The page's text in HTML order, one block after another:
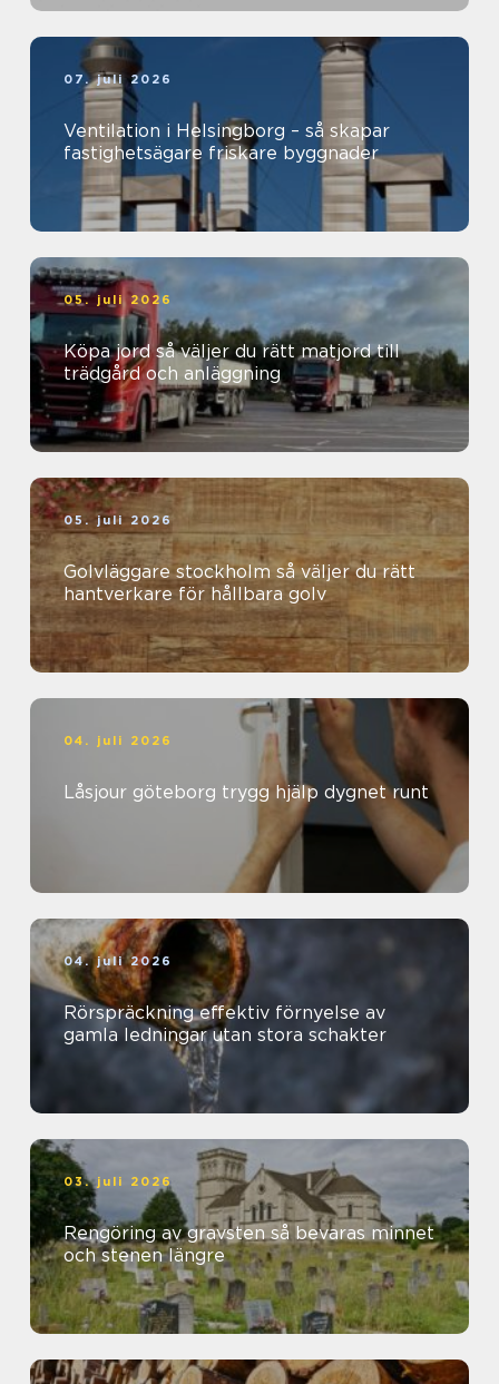
07. juli 2026
Ventilation i Helsingborg – så skapar
fastighetsägare friskare byggnader
05. juli 2026
Köpa jord så väljer du rätt matjord till
trädgård och anläggning
05. juli 2026
Golvläggare stockholm så väljer du rätt
hantverkare för hållbara golv
04. juli 2026
Låsjour göteborg trygg hjälp dygnet runt
04. juli 2026
Rörspräckning effektiv förnyelse av
gamla ledningar utan stora schakter
03. juli 2026
Rengöring av gravsten så bevaras minnet
och stenen längre